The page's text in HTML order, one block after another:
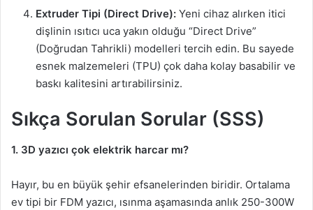
Extruder Tipi (Direct Drive): Yeni cihaz alırken itici
dişlinin ısıtıcı uca yakın olduğu “Direct Drive”
(Doğrudan Tahrikli) modelleri tercih edin. Bu sayede
esnek malzemeleri (TPU) çok daha kolay basabilir ve
baskı kalitesini artırabilirsiniz.
Sıkça Sorulan Sorular (SSS)
1. 3D yazıcı çok elektrik harcar mı?
Hayır, bu en büyük şehir efsanelerinden biridir. Ortalama
ev tipi bir FDM yazıcı, ısınma aşamasında anlık 250-300W